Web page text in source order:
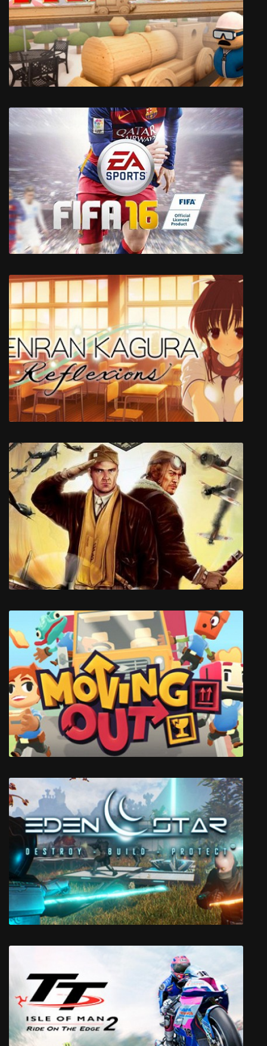
Suspects: Mystery Mansion
Tracks - The Train Set Game
FIFA 16
SENRAN KAGURA Reflexions
Attack on Pearl Harbor
Moving Out
Eden Star